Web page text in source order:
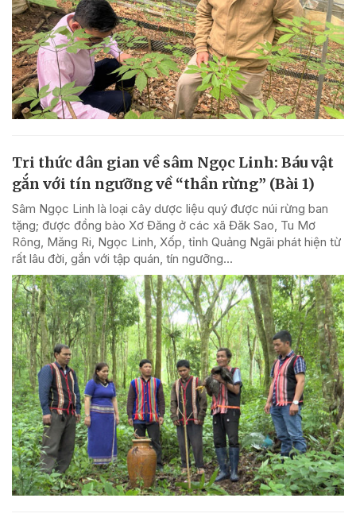
Tri thức dân gian về sâm Ngọc Linh: Báu vật
gắn với tín ngưỡng về “thần rừng” (Bài 1)
Sâm Ngọc Linh là loại cây dược liệu quý được núi rừng ban
tặng; được đồng bào Xơ Đăng ở các xã Đăk Sao, Tu Mơ
Rông, Măng Ri, Ngọc Linh, Xốp, tỉnh Quảng Ngãi phát hiện từ
rất lâu đời, gắn với tập quán, tín ngưỡng...